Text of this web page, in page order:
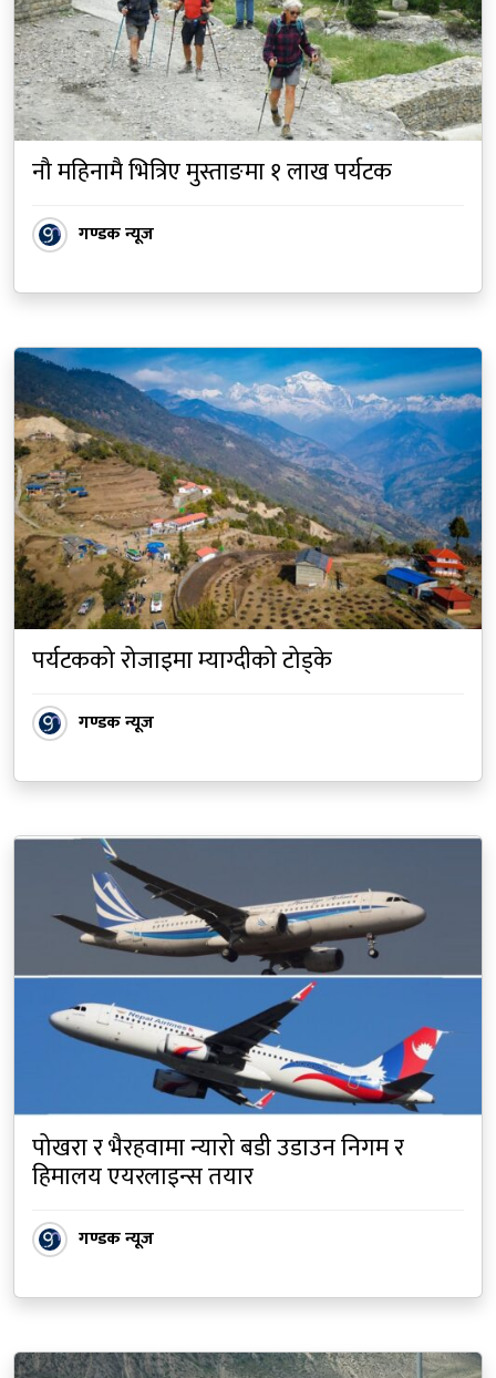
नौ महिनामै भित्रिए मुस्ताङमा १ लाख पर्यटक
गण्डक न्यूज
पर्यटकको रोजाइमा म्याग्दीको टोड्के
गण्डक न्यूज
पोखरा र भैरहवामा न्यारो बडी उडाउन निगम र
हिमालय एयरलाइन्स तयार
गण्डक न्यूज